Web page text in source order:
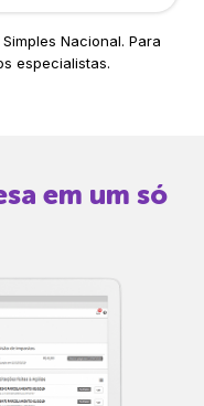
Nacional. Para
especialistas.
em um só